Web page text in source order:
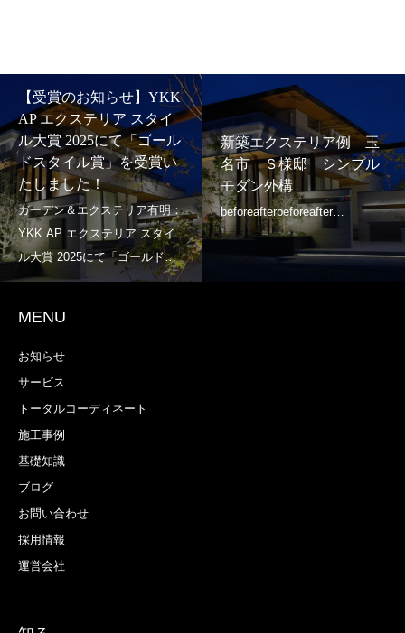
【受賞のお知らせ】YKK
AP エクステリア スタイ
ル大賞 2025にて「ゴール
ドスタイル賞」を受賞い
たしました！
新築エクステリア例 玉
名市 Ｓ様邸 シンプル
モダン外構
MENU
お知らせ
サービス
トータルコーディネート
施工事例
基礎知識
ブログ
お問い合わせ
採用情報
運営会社